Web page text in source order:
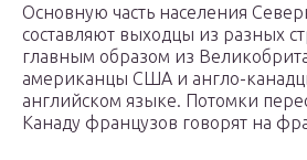
Основную часть населения
составляют выходцы из разных
главным образом из
американцы США и англо-
английском языке. Потомки
Канаду французов говорят на